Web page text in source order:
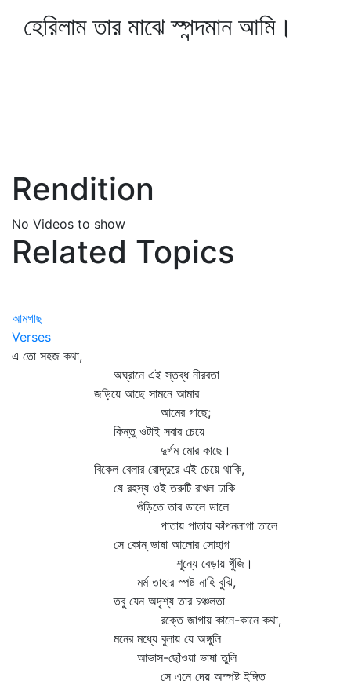
হেরিলাম তার মাঝে স্পন্দমান আমি।
Rendition
No Videos to show
Related Topics
আমগাছ
Verses
এ তো সহজ কথা,
অঘ্রানে এই স্তব্ধ নীরবতা
জড়িয়ে আছে সামনে আমার
আমের গাছে;
কিন্তু ওটাই সবার চেয়ে
দুর্গম মোর কাছে।
বিকেল বেলার রোদ্‌দুরে এই চেয়ে থাকি,
যে রহস্য ওই তরুটি রাখল ঢাকি
গুঁড়িতে তার ডালে ডালে
পাতায় পাতায় কাঁপনলাগা তালে
সে কোন্‌ ভাষা আলোর সোহাগ
শূন্যে বেড়ায় খুঁজি।
মর্ম তাহার স্পষ্ট নাহি বুঝি,
তবু যেন অদৃশ্য তার চঞ্চলতা
রক্তে জাগায় কানে-কানে কথা,
মনের মধ্যে বুলায় যে অঙ্গুলি
আভাস-ছোঁওয়া ভাষা তুলি
সে এনে দেয় অস্পষ্ট ইঙ্গিত